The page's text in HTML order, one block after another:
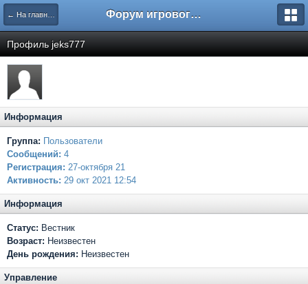
← На главную Форум игрового проекта Riverrise
Профиль jeks777
Информация
Группа: Пользователи
Сообщений: 4
Регистрация: 27-октября 21
Активность: 29 окт 2021 12:54
Информация
Статус: Вестник
Возраст: Неизвестен
День рождения: Неизвестен
Управление